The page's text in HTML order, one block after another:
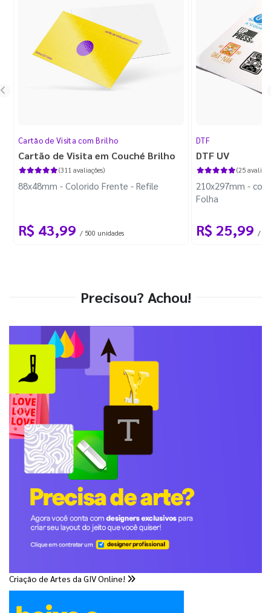
Cartão de Visita com Brilho
Cartão de Visita em Couché Brilho
(311 avaliações)
88x48mm - Colorido Frente - Refile
R$ 43,99 / 500 unidades
DTF
DTF UV
(25
210x297mm -
Folha
R$ 25,99 / 1
Precisou? Achou!
Criação de Artes da GIV Online!